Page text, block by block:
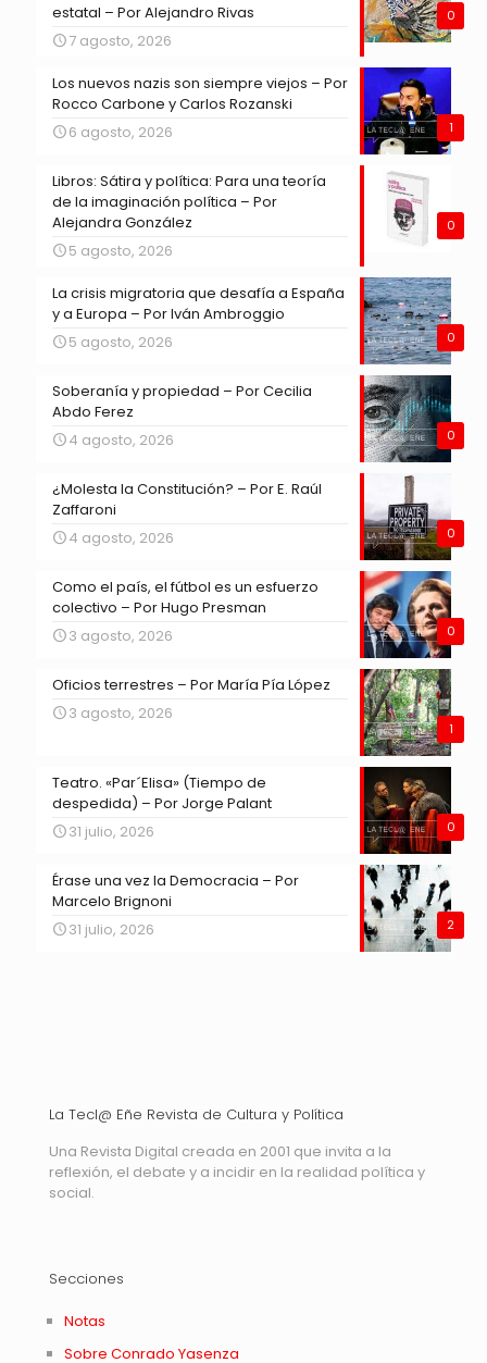
0
estatal – Por Alejandro Rivas
7 agosto, 2026
1
Los nuevos nazis son siempre viejos – Por
Rocco Carbone y Carlos Rozanski
6 agosto, 2026
0
Libros: Sátira y política: Para una teoría
de la imaginación política – Por
Alejandra González
5 agosto, 2026
0
La crisis migratoria que desafía a España
y a Europa – Por Iván Ambroggio
5 agosto, 2026
0
Soberanía y propiedad – Por Cecilia
Abdo Ferez
4 agosto, 2026
0
¿Molesta la Constitución? – Por E. Raúl
Zaffaroni
4 agosto, 2026
0
Como el país, el fútbol es un esfuerzo
colectivo – Por Hugo Presman
3 agosto, 2026
1
Oficios terrestres – Por María Pía López
3 agosto, 2026
0
Teatro. «Par´Elisa» (Tiempo de
despedida) – Por Jorge Palant
31 julio, 2026
2
Érase una vez la Democracia – Por
Marcelo Brignoni
31 julio, 2026
La Tecl@ Eñe Revista de Cultura y Política
Una Revista Digital creada en 2001 que invita a la
reflexión, el debate y a incidir en la realidad política y
social.
Secciones
Notas
Sobre Conrado Yasenza